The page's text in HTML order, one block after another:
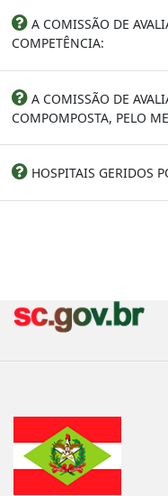
A COMISSÃO DE
COMPETÊNCIA:
A COMISSÃO DE
COMPOMPOSTA, PELO
HOSPITAIS GERIDOS